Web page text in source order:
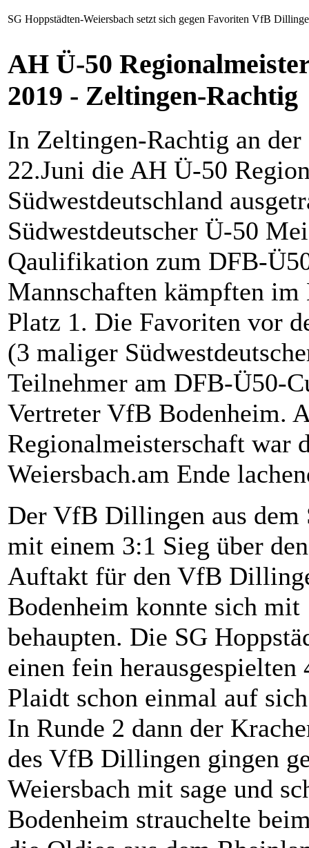
SG Hoppstädten-Weiersbach setzt sich gegen Favoriten VfB
AH Ü-50
2019 - Zeltingen-Rachtig
In Zeltingen-Rachtig an
22.Juni die AH Ü-50
Südwestdeutschland
Südwestdeutscher Ü-50
Qaulifikation zum DFB-
Mannschaften kämpften im
Platz 1. Die Favoriten vor
(3 maliger
Teilnehmer am DFB-Ü50-
Vertreter VfB Bodenheim.
Regionalmeisterschaft war
Weiersbach.am Ende
Der VfB Dillingen aus dem
mit einem 3:1 Sieg über
Auftakt für den VfB
Bodenheim konnte sich mit
behaupten. Die SG
einen fein
Plaidt schon einmal auf
In Runde 2 dann der
des VfB Dillingen gingen
Weiersbach mit sage und
Bodenheim strauchelte